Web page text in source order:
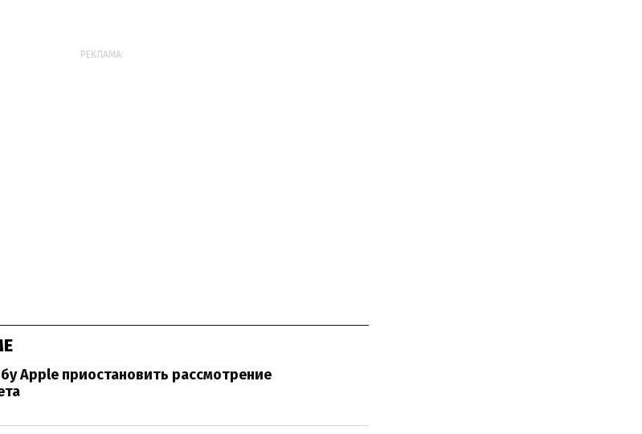
РЕКЛАМА:
Apple приостановить рассмотрение